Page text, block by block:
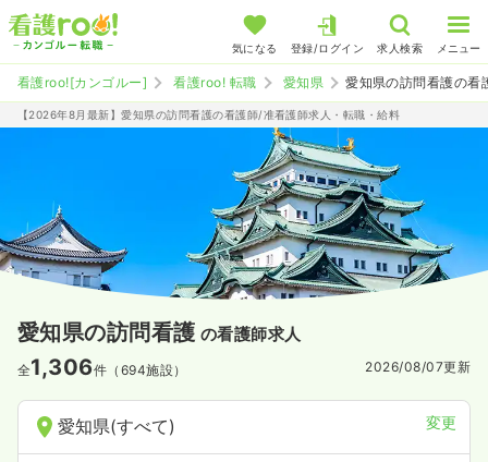
気になる 登録/ログイン 求人検索 メニュー
看護roo![カンゴルー] 看護roo! 転職 愛知県 愛知県の訪問看護の看
【2026年8月最新】愛知県の訪問看護の看護師/准看護師求人・転職・給料
愛知県の訪問看護 の看護師求人
全1,306件（694施設） 2026/08/07更新
愛知県(すべて) 変更